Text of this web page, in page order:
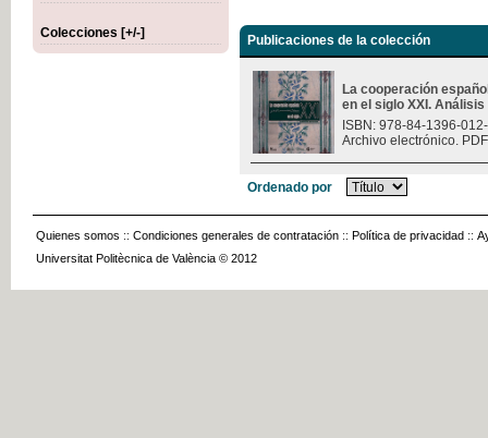
Colecciones [+/-] Publicaciones de la colección
La cooperación
en el siglo XXI.
ISBN: 978-84-1396-
Archivo electrónico.
Ordenado por
Quienes somos :: Condiciones generales de contratación :: Política de privacidad ::
Universitat Politècnica de València © 2012